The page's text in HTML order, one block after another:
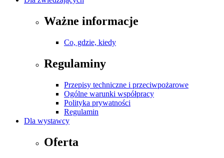
Ważne informacje
Co, gdzie, kiedy
Regulaminy
Przepisy techniczne i przeciwpożarowe
Ogólne warunki współpracy
Polityka prywatności
Regulamin
Dla wystawcy
Oferta